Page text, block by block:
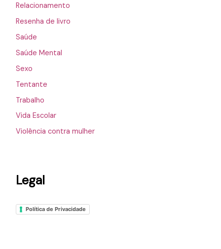
Relacionamento
Resenha de livro
Saúde
Saúde Mental
Sexo
Tentante
Trabalho
Vida Escolar
Violência contra mulher
Legal
Política de Privacidade